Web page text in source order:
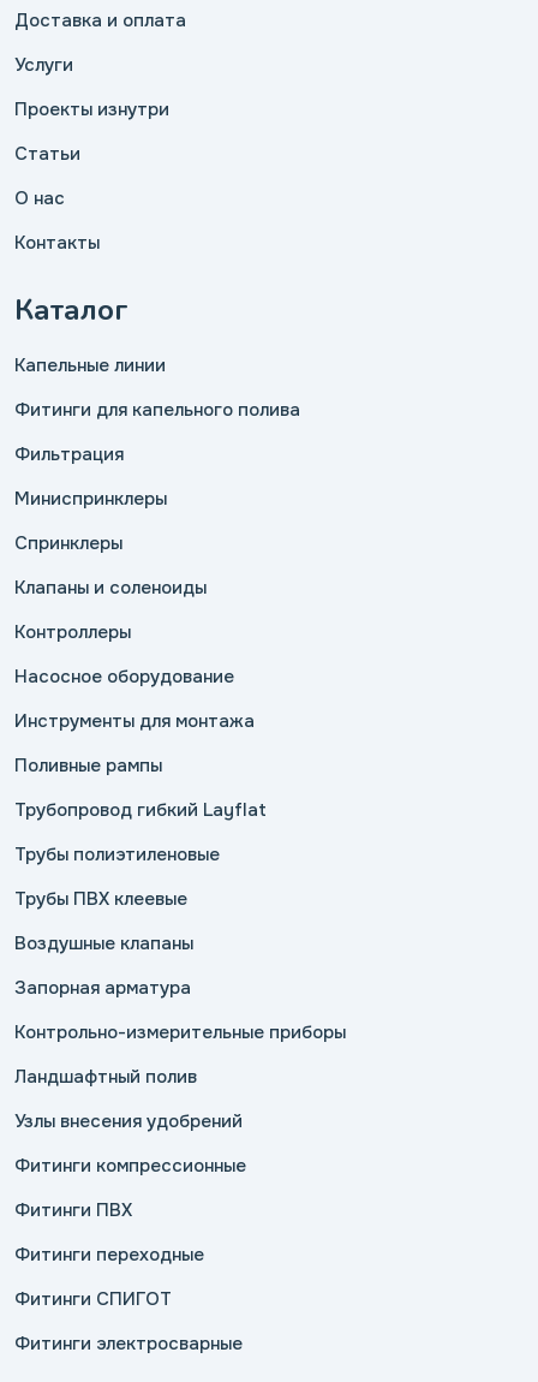
Доставка и оплата
Услуги
Проекты изнутри
Статьи
О нас
Контакты
Каталог
Капельные линии
Фитинги для капельного полива
Фильтрация
Миниспринклеры
Спринклеры
Клапаны и соленоиды
Контроллеры
Насосное оборудование
Инструменты для монтажа
Поливные рампы
Трубопровод гибкий Layflat
Трубы полиэтиленовые
Трубы ПВХ клеевые
Воздушные клапаны
Запорная арматура
Контрольно-измерительные приборы
Ландшафтный полив
Узлы внесения удобрений
Фитинги компрессионные
Фитинги ПВХ
Фитинги переходные
Фитинги СПИГОТ
Фитинги электросварные